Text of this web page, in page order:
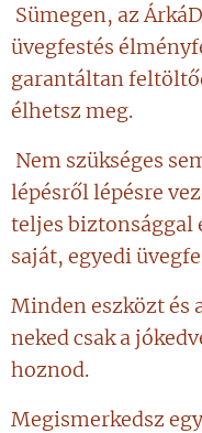
Sümegen, az
üvegfestés
garantáltan
élhetsz meg.
Nem szükséges
lépésről lépésre
teljes biztonsággal
saját, egyedi
Minden eszközt és
neked csak a
hoznod.
Megismerkedsz